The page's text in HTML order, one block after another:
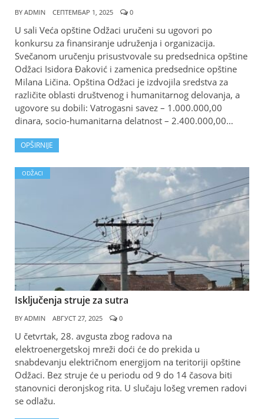
BY ADMIN СЕПТЕМБАР 1, 2025 0
U sali Veća opštine Odžaci uručeni su ugovori po
konkursu za finansiranje udruženja i organizacija.
Svečanom uručenju prisustvovale su predsednica opštine
Odžaci Isidora Đaković i zamenica predsednice opštine
Milana Ličina. Opština Odžaci je izdvojila sredstva za
različite oblasti društvenog i humanitarnog delovanja, a
ugovore su dobili: Vatrogasni savez – 1.000.000,00
dinara, socio-humanitarna delatnost – 2.400.000,00…
OPŠIRNIJE
ODŽACI
Isključenja struje za sutra
BY ADMIN АВГУСТ 27, 2025 0
U četvrtak, 28. avgusta zbog radova na
elektroenergetskoj mreži doći će do prekida u
snabdevanju električnom energijom na teritoriji opštine
Odžaci. Bez struje će u periodu od 9 do 14 časova biti
stanovnici deronjskog rita. U slučaju lošeg vremen radovi
se odlažu.